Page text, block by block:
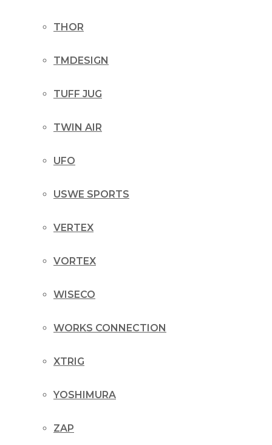
THOR
TMDESIGN
TUFF JUG
TWIN AIR
UFO
USWE SPORTS
VERTEX
VORTEX
WISECO
WORKS CONNECTION
XTRIG
YOSHIMURA
ZAP